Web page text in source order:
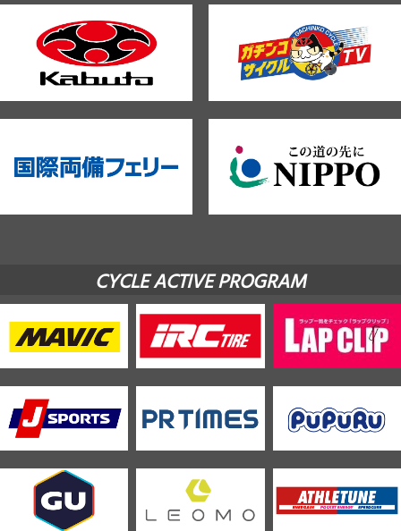
CYCLE ACTIVE PROGRAM